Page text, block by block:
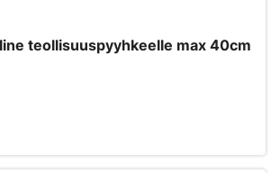
teollisuuspyyhkeelle max 40cm